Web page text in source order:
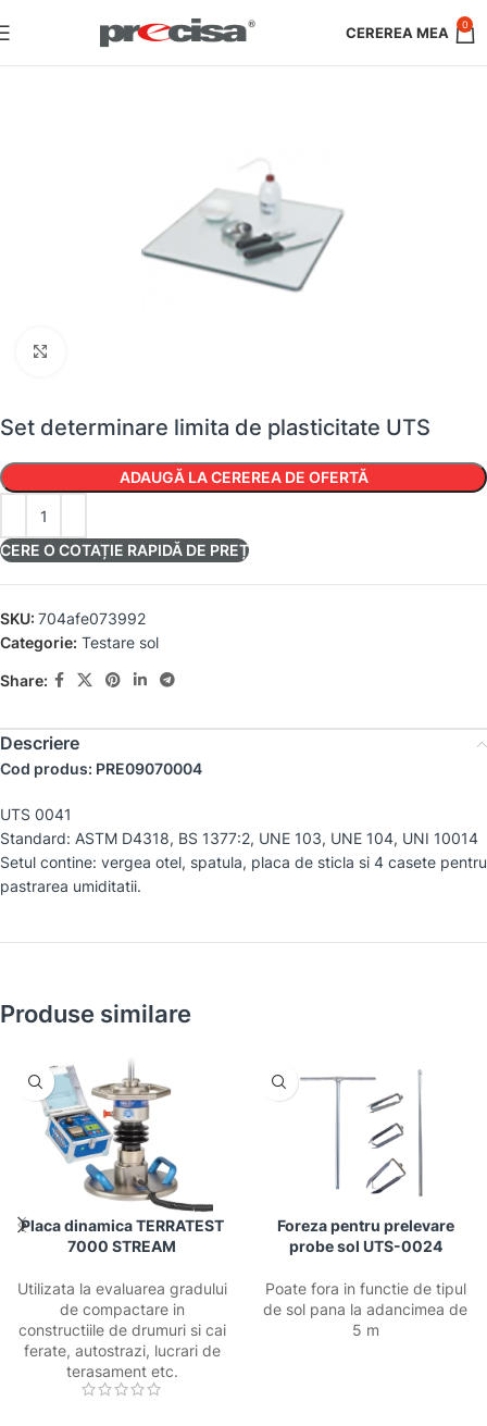
0
Set determinare limita de plasticitate UTS
ADAUGĂ LA CEREREA DE OFERTĂ
CERE O COTAȚIE RAPIDĂ DE PREȚ
SKU: 704afe073992
Categorie: Testare sol
Share:
Descriere
Cod produs: PRE09070004
UTS 0041
Standard: ASTM D4318, BS 1377:2, UNE 103, UNE 104, UNI 10014
Setul contine: vergea otel, spatula, placa de sticla si 4 casete pentru
pastrarea umiditatii.
Produse similare
Placa dinamica TERRATEST
7000 STREAM
Utilizata la evaluarea gradului
de compactare in
constructiile de drumuri si cai
ferate, autostrazi, lucrari de
terasament etc.
Foreza pentru prelevare
probe sol UTS-0024
Poate fora in functie de tipul
de sol pana la adancimea de
5 m